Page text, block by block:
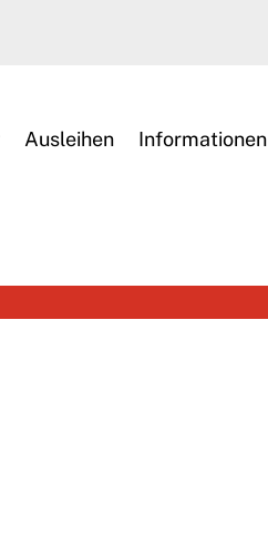
Ausleihen Informationen